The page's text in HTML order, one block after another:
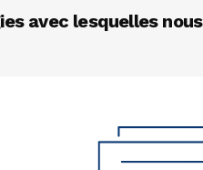
avec lesquelles